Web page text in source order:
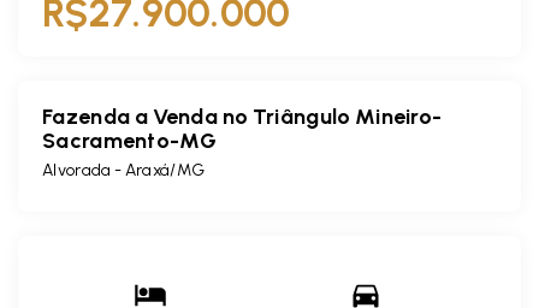
R$27.900.000
Fazenda a Venda no Triângulo Mineiro-
Sacramento-MG
Alvorada - Araxá/MG